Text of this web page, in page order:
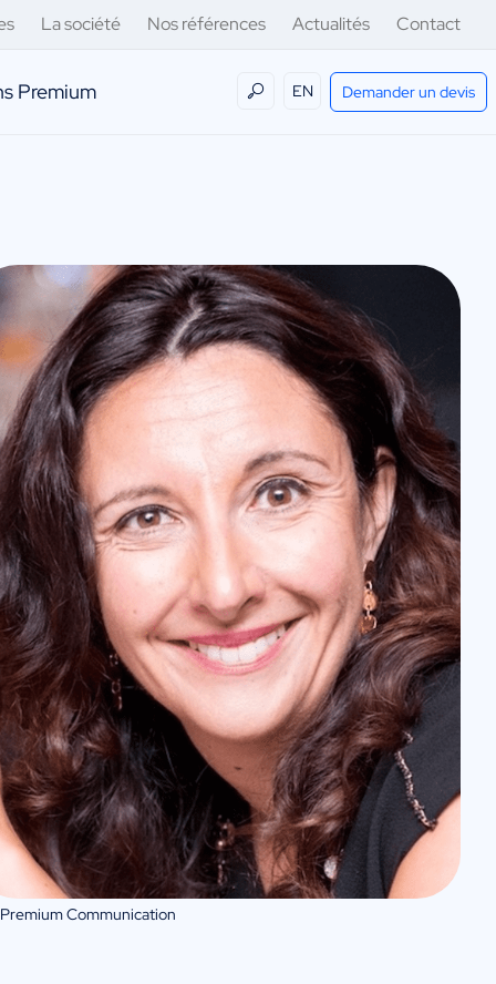
La société Nos références Actualités Contact
Premium EN Demander un devis
Communication